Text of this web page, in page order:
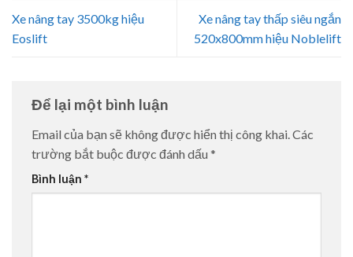
Xe nâng tay 3500kg hiệu
Eoslift
Xe nâng tay thấp siêu ngắn
520x800mm hiệu Noblelift
Để lại một bình luận
Email của bạn sẽ không được hiển thị công khai.Các
trường bắt buộc được đánh dấu *
Bình luận *